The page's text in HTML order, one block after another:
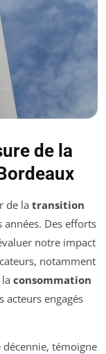
de la
de la transition
années. Des efforts
notre impact
notamment
consommation
acteurs engagés
témoigne